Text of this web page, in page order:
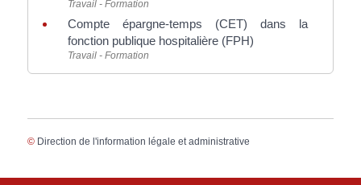
Travail - Formation
Compte épargne-temps (CET) dans la
fonction publique hospitalière (FPH)
Travail - Formation
© Direction de l'information légale et administrative